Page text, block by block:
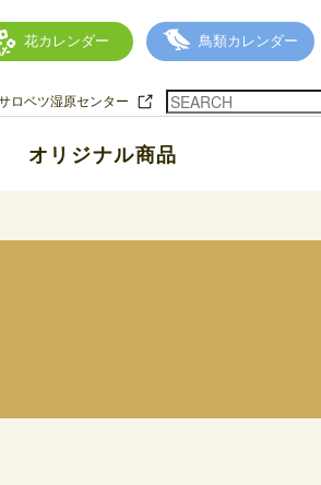
花カレンダー 鳥類カレンダー
ロベツ湿原センター
オリジナル商品